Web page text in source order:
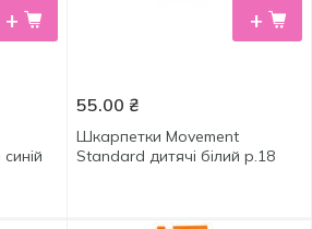
+ +
55.00 ₴
Шкарпетки Movement
Standard дитячі білий р.18